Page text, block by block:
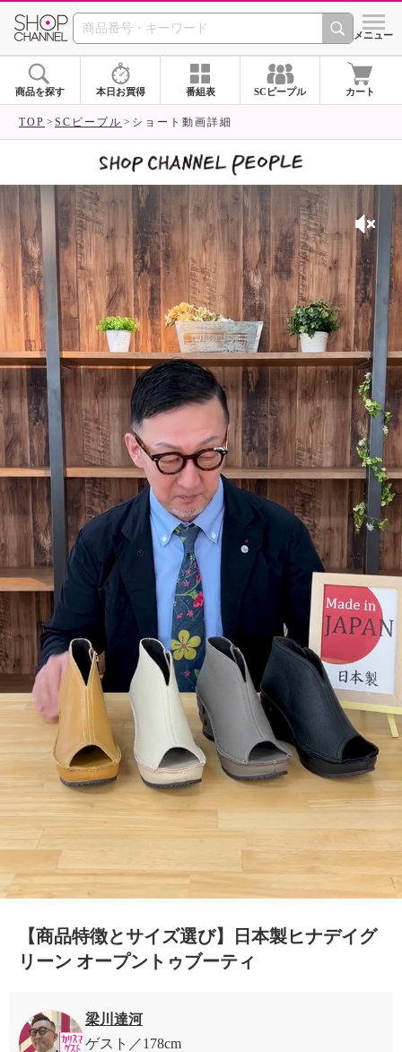
SHOP CHANNEL シメニュー
商品を探す 本日お買得 番組表 SCピープル カート
TOP SCピープル ショート動画詳細
【商品特徴とサイズ選び】日本製ヒナデイグ
リーン オープントゥブーティ
梁川達河
ゲスト
178cm